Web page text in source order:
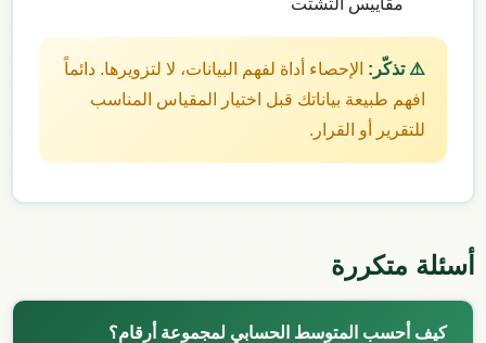
⚠️ تذكّر: الإحصاء أداة لفهم البيانات، لا لتزويرها. دائماً
افهم طبيعة بياناتك قبل اختيار المقياس المناسب
للتقرير أو القرار.
أسئلة متكررة
كيف أحسب المتوسط الحسابي لمجموعة أرقام؟